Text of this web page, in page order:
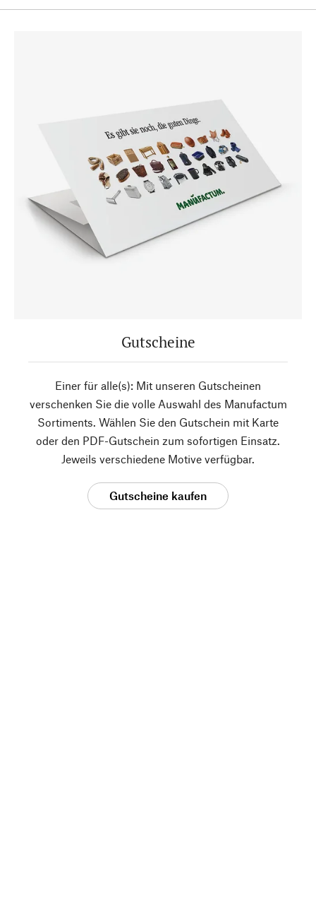
Gutscheine
Einer für alle(s): Mit unseren Gutscheinen
verschenken Sie die volle Auswahl des Manufactum
Sortiments. Wählen Sie den Gutschein mit Karte
oder den PDF-Gutschein zum sofortigen Einsatz.
Jeweils verschiedene Motive verfügbar.
Gutscheine kaufen